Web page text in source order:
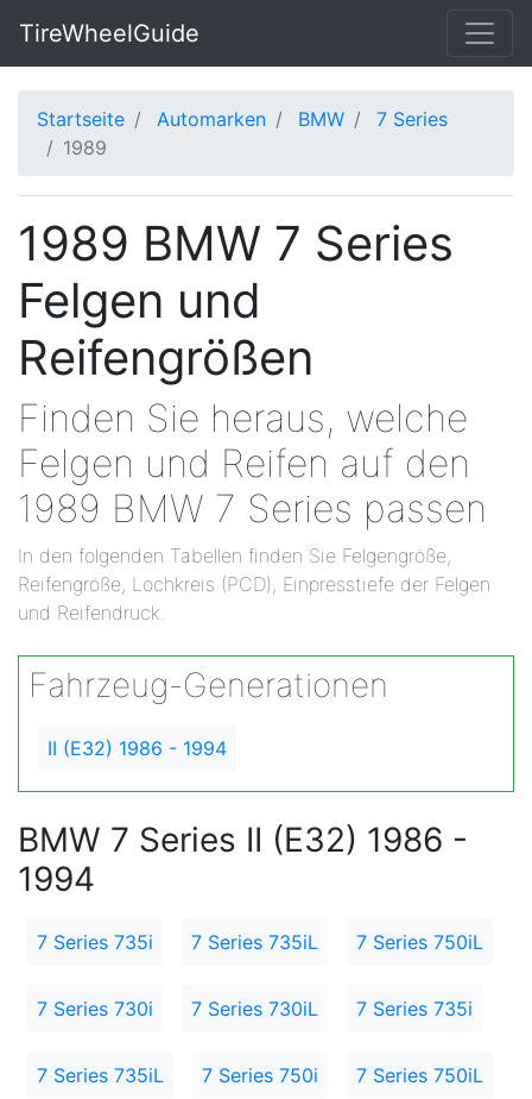
TireWheelGuide
Startseite Automarken BMW
7 Series
1989
1989 BMW 7 Series
Felgen und
Reifengrößen
Finden Sie heraus, welche
Felgen und Reifen auf den
1989 BMW 7 Series passen
In den folgenden Tabellen finden Sie Felgengröße,
Reifengröße, Lochkreis (PCD), Einpresstiefe der Felgen
und Reifendruck.
Fahrzeug-Generationen
II (E32) 1986 - 1994
BMW 7 Series II (E32) 1986 -
1994
7 Series 735i 7 Series 735iL 7 Series 750iL
7 Series 730i 7 Series 730iL 7 Series 735i
7 Series 735iL 7 Series 750i 7 Series 750iL